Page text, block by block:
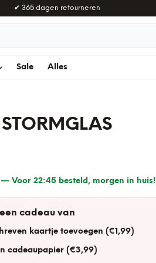
✔ 365 dagen retourneren
Sale Alles
— Voor 22:45 besteld, morgen in huis!
cadeau van
kaartje toevoegen (€1,99)
cadeaupapier (€3,99)